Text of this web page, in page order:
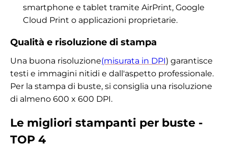
smartphone e tablet tramite AirPrint, Google
Cloud Print o applicazioni proprietarie.
Qualità e risoluzione di stampa
Una buona risoluzione(misurata in DPI) garantisce
testi e immagini nitidi e dall'aspetto professionale.
Per la stampa di buste, si consiglia una risoluzione
di almeno 600 x 600 DPI.
Le migliori stampanti per buste -
TOP 4